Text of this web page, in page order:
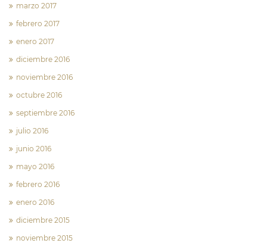
marzo 2017
febrero 2017
enero 2017
diciembre 2016
noviembre 2016
octubre 2016
septiembre 2016
julio 2016
junio 2016
mayo 2016
febrero 2016
enero 2016
diciembre 2015
noviembre 2015